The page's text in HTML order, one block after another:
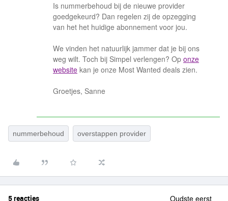
Is nummerbehoud bij de nieuwe provider
goedgekeurd? Dan regelen zij de opzegging
van het het huidige abonnement voor jou.
We vinden het natuurlijk jammer dat je bij ons
weg wilt. Toch bij Simpel verlengen? Op onze
website kan je onze Most Wanted deals zien.
Groetjes, Sanne
nummerbehoud overstappen provider
5 reacties Oudste eerst